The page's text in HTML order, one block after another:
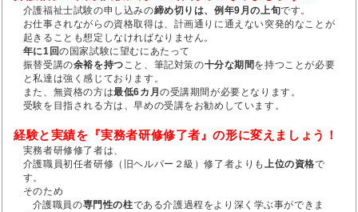
介護福祉士試験の申し込みの締め切りは、例年9月の上旬です。
お仕事されながらの資格取得は、計画通りに通えない突発的なことが
起きることも想定しなければなりません。
年に1回の国家試験に望むにあたって
振替受講の余裕を持つこと、筆記対策の十分な期間を持つことが必要
と私達は強く感じております。
また、無資格の方は最低6カ月の受講期間が必要となります。
受験を目指される方は、早めの受講をお勧めしています。
経験と実績を『実務者研修修了者』の形に変えましょう！
実務者研修修了者は、
介護職員初任者研修（旧ヘルパー２級）修了者よりも上位の資格で
す。
そのため
介護職員の専門性の柱である介護過程をより深く学ぶ事ができま